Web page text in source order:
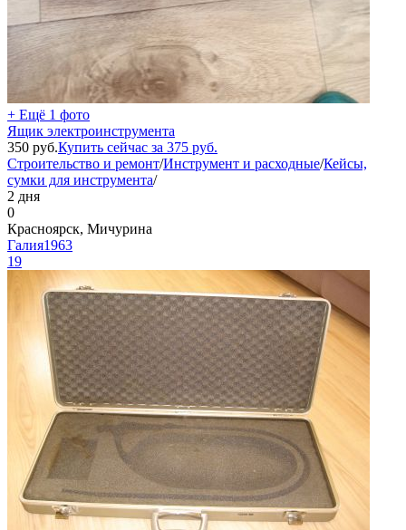
+ Ещё 1 фото
Ящик электроинструмента
350 руб.Купить сейчас за 375 руб.
Строительство и ремонт/Инструмент и расходные/Кейсы,
сумки для инструмента/
2 дня
0
Красноярск, Мичурина
Галия1963
19